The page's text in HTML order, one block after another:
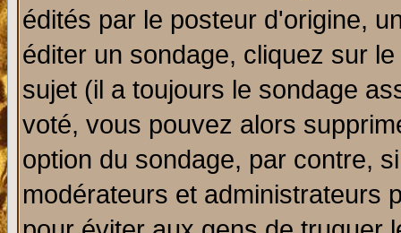
édités par le posteur d'origine,
éditer un sondage, cliquez sur
sujet (il a toujours le sondage
voté, vous pouvez alors
option du sondage, par contre,
modérateurs et administrateurs